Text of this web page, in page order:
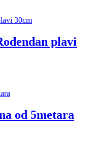
plavi
od 5metara